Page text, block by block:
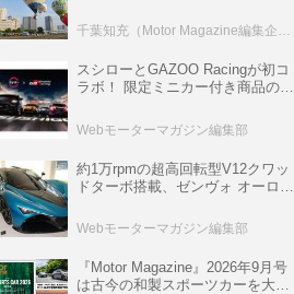
室などのコンテンツも
千葉知充（Motor Magazine編集企画室）
スシローとGAZOO Racingが初コ
ラボ！ 限定ミニカー付き商品の
ト体験があたる抽選企画などを展
開
Webモーターマガジン編集部
約1万rpmの超高回転型V12クワッ
ドターボ搭載、ゼンヴォ オーロラ
イパーカー【スーパーカークロニ
クル・完全版／116】
Webモーターマガジン編集部
『Motor Magazine』2026年9月号
は古今の和製スポーツカーを大特